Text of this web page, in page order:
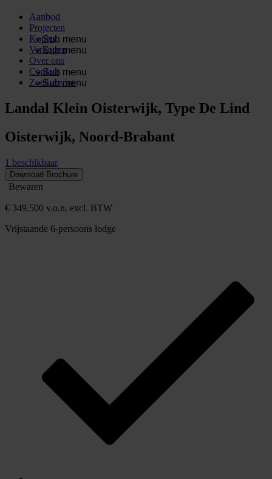
Aanbod
Projecten
Sub menu
Kopen
Sub menu
Verkopen
Over ons
Sub menu
Contact
Sub menu
Zoekservice
Landal Klein Oisterwijk, Type De Lind
Oisterwijk, Noord-Brabant
1 beschikbaar
Download Brochure
Bewaren
€ 349.500 v.o.n. excl. BTW
Vrijstaande 6-persoons lodge